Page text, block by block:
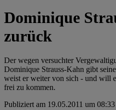
Dominique
zurück
Der wegen versuchter
Dominique Strauss-Kahn gibt
weist er weiter von sich - und will
frei zu kommen.
Publiziert am 19.05.2011 um